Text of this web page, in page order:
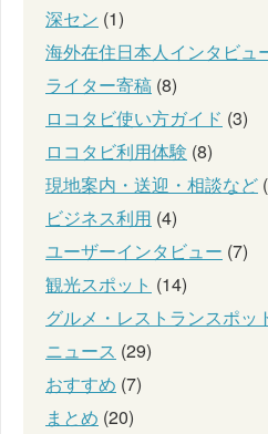
深セン (1)
海外在住日本人インタビュ
ライター寄稿 (8)
ロコタビ使い方ガイド (3)
ロコタビ利用体験 (8)
現地案内・送迎・相談など
ビジネス利用 (4)
ユーザーインタビュー (7)
観光スポット (14)
グルメ・レストランスポッ
ニュース (29)
おすすめ (7)
まとめ (20)